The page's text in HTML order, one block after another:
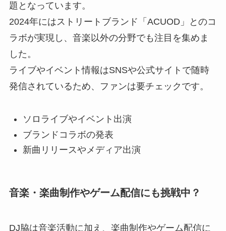
題となっています。
2024年にはストリートブランド「ACUOD」とのコ
ラボが実現し、音楽以外の分野でも注目を集めま
した。
ライブやイベント情報はSNSや公式サイトで随時
発信されているため、ファンは要チェックです。
ソロライブやイベント出演
ブランドコラボの発表
新曲リリースやメディア出演
音楽・楽曲制作やゲーム配信にも挑戦中？
DJ脇は音楽活動に加え、楽曲制作やゲーム配信に